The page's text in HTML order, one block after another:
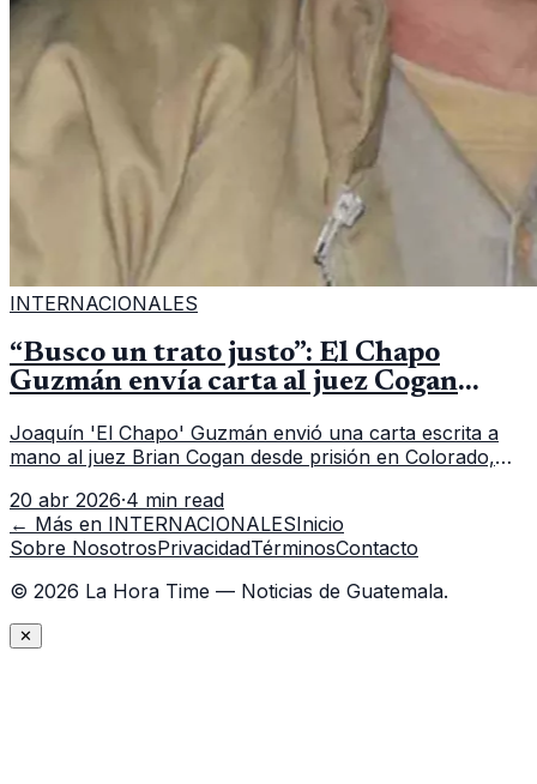
INTERNACIONALES
“Busco un trato justo”: El Chapo
Guzmán envía carta al juez Cogan
Joaquín 'El Chapo' Guzmán envió una carta escrita a
mano al juez Brian Cogan desde prisión en Colorado,
solicitando un trato justo en EE.UU.
20 abr 2026·4 min read
← Más en INTERNACIONALESInicio
Sobre NosotrosPrivacidadTérminosContacto
© 2026 La Hora Time — Noticias de Guatemala.